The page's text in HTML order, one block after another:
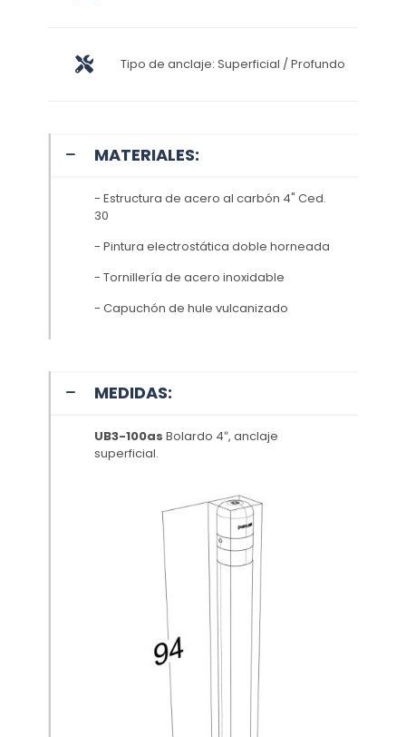
Tipo de anclaje: Superficial / Profundo
MATERIALES:
- Estructura de acero al carbón 4" Ced.
30
- Pintura electrostática doble horneada
- Tornillería de acero inoxidable
- Capuchón de hule vulcanizado
MEDIDAS:
UB3-100as Bolardo 4″, anclaje
superficial.